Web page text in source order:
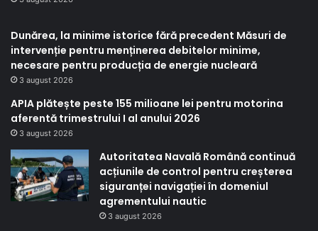
Dunărea, la minime istorice fără precedent Măsuri de
intervenție pentru menținerea debitelor minime,
necesare pentru producția de energie nucleară
3 august 2026
APIA plătește peste 155 milioane lei pentru motorina
aferentă trimestrului I al anului 2026
3 august 2026
Autoritatea Navală Română continuă
acțiunile de control pentru creșterea
siguranței navigației în domeniul
agrementului nautic
3 august 2026